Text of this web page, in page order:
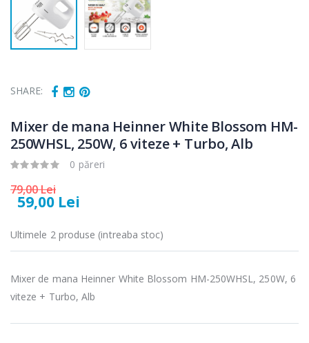
SHARE:
Mixer de mana Heinner White Blossom HM-
250WHSL, 250W, 6 viteze + Turbo, Alb
0 păreri
79,00 Lei
59,00 Lei
Ultimele 2 produse (intreaba stoc)
Mixer de mana Heinner White Blossom HM-250WHSL, 250W, 6
viteze + Turbo, Alb
-15%
Cuptor cu
microunde
289,00 Lei
Cuptor cu
microunde
1 499,00 Lei
automat
carne Bosch ...
549,00 Lei
carne